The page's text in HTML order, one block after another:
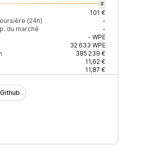
#
101 €
(24h)
-
du marché
-
- WPE
32 633 WPE
385 239 €
11,62 €
11,87 €
Github
+2% depth